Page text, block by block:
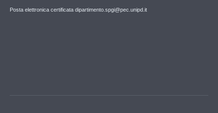
Posta elettronica certificata dipartimento.spgi@pec.unipd.it